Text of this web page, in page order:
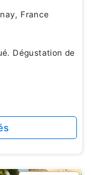
France
Dégustation de